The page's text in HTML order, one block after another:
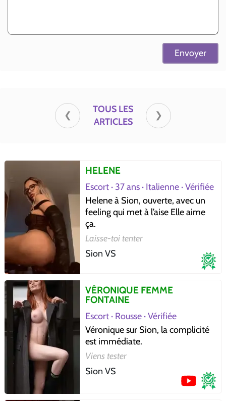
❮
TOUS LES
ARTICLES
❯
HELENE
Escort · 37 ans · Italienne · Vérifiée
Helene à Sion, ouverte, avec un
feeling qui met à l’aise Elle aime
ça.
Laisse-toi tenter
Sion VS
VÉRONIQUE FEMME
FONTAINE
Escort · Rousse · Vérifiée
Véronique sur Sion, la complicité
est immédiate.
Viens tester
Sion VS